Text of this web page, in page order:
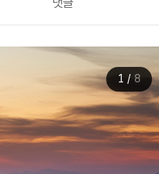
1 / 8